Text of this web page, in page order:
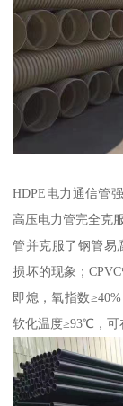
HDPE电力通信管
高压电力管完全克
管并克服了钢管易
损坏的现象；
即熄，氧指数
软化温度≥93℃，可